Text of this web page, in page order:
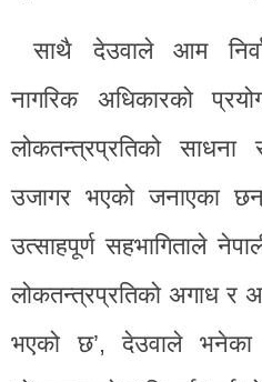
साथै देउवाले आम
नागरिक अधिकारको
लोकतन्त्रप्रतिको
उजागर भएको जनाएका
उत्साहपूर्ण सहभागिताले
लोकतन्त्रप्रतिको अगाध र
भएको छ’, देउवाले भनेका